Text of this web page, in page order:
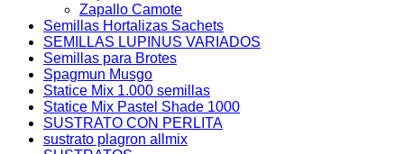
Zapallo Camote
Semillas Hortalizas Sachets
SEMILLAS LUPINUS VARIADOS
Semillas para Brotes
Spagmun Musgo
Statice Mix 1.000 semillas
Statice Mix Pastel Shade 1000
SUSTRATO CON PERLITA
sustrato plagron allmix